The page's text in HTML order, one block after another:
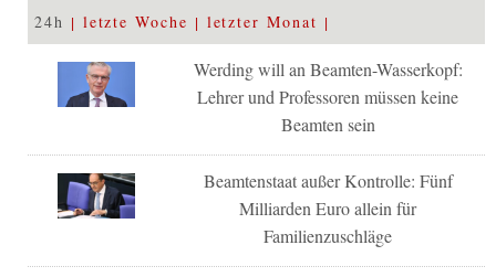
24h letzte Woche letzter Monat
Werding will an Beamten-Wasserkopf:
Lehrer und Professoren müssen keine
Beamten sein
Beamtenstaat außer Kontrolle: Fünf
Milliarden Euro allein für
Familienzuschläge